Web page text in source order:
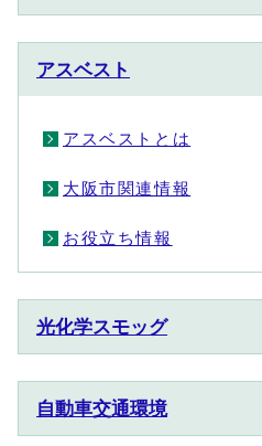
アスベスト
アスベストとは
大阪市関連情報
お役立ち情報
光化学スモッグ
自動車交通環境